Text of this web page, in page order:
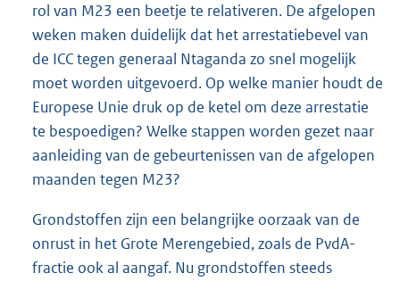
rol van M23 een beetje te relativeren. De afgelopen
weken maken duidelijk dat het arrestatiebevel van
de ICC tegen generaal Ntaganda zo snel mogelijk
moet worden uitgevoerd. Op welke manier houdt de
Europese Unie druk op de ketel om deze arrestatie
te bespoedigen? Welke stappen worden gezet naar
aanleiding van de gebeurtenissen van de afgelopen
maanden tegen M23?
Grondstoffen zijn een belangrijke oorzaak van de
onrust in het Grote Merengebied, zoals de PvdA-
fractie ook al aangaf. Nu grondstoffen steeds